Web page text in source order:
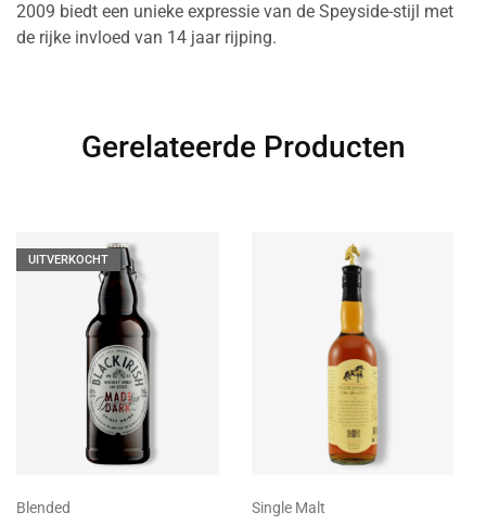
2009 biedt een unieke expressie van de Speyside-stijl met
de rijke invloed van 14 jaar rijping.
Gerelateerde Producten
UITVERKOCHT
Blended Single Malt